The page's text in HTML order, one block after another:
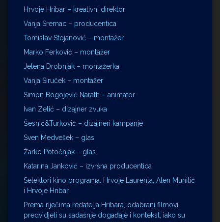
Hrvoje Hribar – kreativni direktor
Vanja Sremac – producentica
Tomislav Stojanović – montažer
Marko Ferković – montažer
Jelena Drobnjak – montažerka
Vanja Siruček – montažer
Simon Bogojević Narath – animator
Ivan Zelić – dizajner zvuka
Šesnić&Turković – dizajneri kampanje
Sven Medvešek – glas
Žarko Potočnjak – glas
Katarina Janković – izvršna producentica
Selektori kino programa: Hrvoje Laurenta, Alen Munitić
i Hrvoje Hribar
Prema riječima redatelja Hribara, odabrani filmovi
predvidjeli su sadašnje događaje i kontekst, iako su